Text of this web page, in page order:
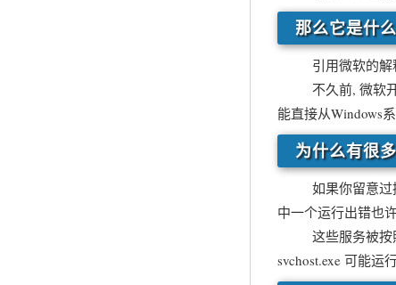
那么它是什
引用微软的解
不久前, 微软开始
能直接从Windows
为什么有很
如果你留意过控
中一个运行出错也
这些服务被按照
svchost.exe 可能运